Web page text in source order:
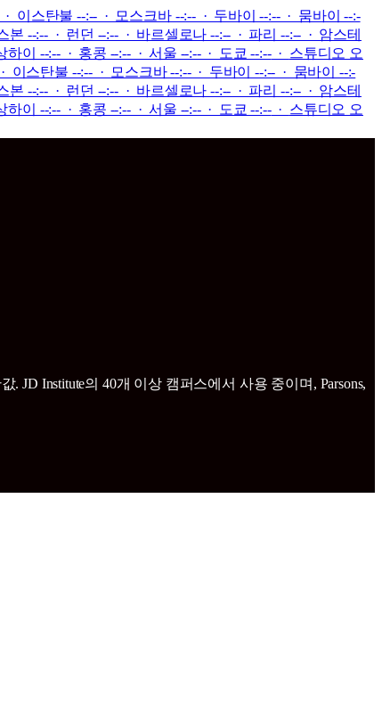
이스탄불 --:-- · 모스크바 --:-- · 두바이 --:-- · 뭄바이 --:-
본 --:-- · 런던 --:-- · 바르셀로나 --:-- · 파리 --:-- · 암스테
이 --:-- · 홍콩 --:-- · 서울 --:-- · 도쿄 --:--· 스튜디오 오
이스탄불 --:-- · 모스크바 --:-- · 두바이 --:-- · 뭄바이 --:-
본 --:-- · 런던 --:-- · 바르셀로나 --:-- · 파리 --:-- · 암스테
이 --:-- · 홍콩 --:-- · 서울 --:-- · 도쿄 --:--· 스튜디오 오
Institute의 40개 이상 캠퍼스에서 사용 중이며, Parsons,